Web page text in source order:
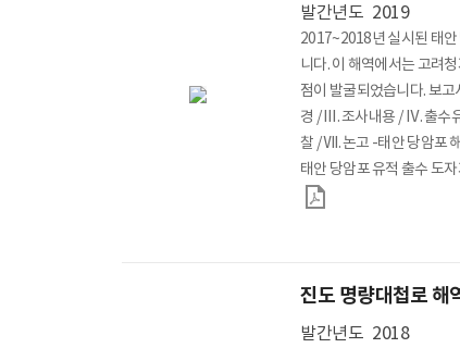
모바일 관리
발간년도 2019
2017~2018년 실시된 태
니다. 이 해역에서는 고려
점이 발굴되었습니다. 보
경 / Ⅲ. 조사내용 / Ⅳ. 출수
찰 / Ⅶ. 논고 -태안 당암포
태안 당암포 유적 출수 도
순 / Ⅷ. 맺음말 이 실려 있
진도 명량대첩로 해
발간년도 2018